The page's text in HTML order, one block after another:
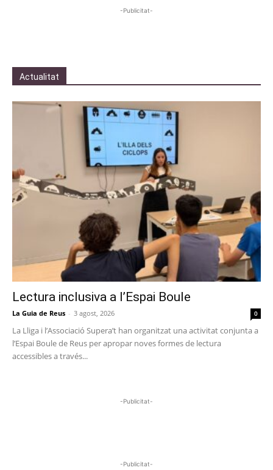
-Publicitat-
Actualitat
Lectura inclusiva a l’Espai Boule
La Guia de Reus - 3 agost, 2026 0
La Lliga i l’Associació Supera’t han organitzat una activitat conjunta a
l’Espai Boule de Reus per apropar noves formes de lectura
accessibles a través...
-Publicitat-
-Publicitat-